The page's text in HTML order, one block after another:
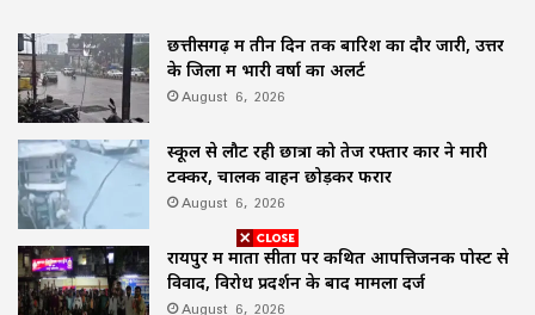
छत्तीसगढ़ में तीन दिन तक बारिश का दौर जारी, उत्तर
के जिलों में भारी वर्षा का अलर्ट
August 6, 2026
स्कूल से लौट रही छात्रा को तेज रफ्तार कार ने मारी
टक्कर, चालक वाहन छोड़कर फरार
August 6, 2026
रायपुर में माता सीता पर कथित आपत्तिजनक पोस्ट से
विवाद, विरोध प्रदर्शन के बाद मामला दर्ज
August 6, 2026